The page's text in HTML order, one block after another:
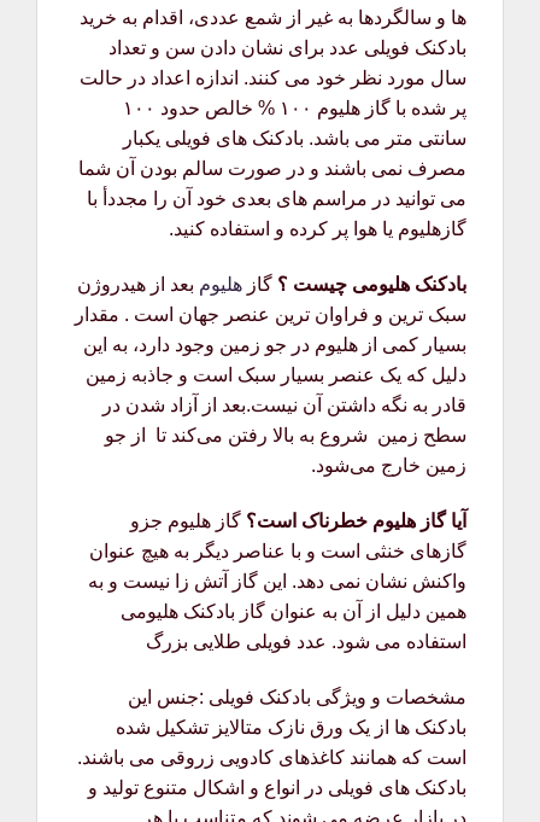
ها و سالگردها به غیر از شمع عددی، اقدام به خرید
بادکنک فویلی عدد برای نشان دادن سن و تعداد
سال مورد نظر خود می کنند. اندازه اعداد در حالت
پر شده با گاز هلیوم ۱۰۰ % خالص حدود ۱۰۰
سانتی متر می باشد. بادکنک های فویلی یکبار
مصرف نمی باشند و در صورت سالم بودن آن شما
می توانید در مراسم های بعدی خود آن را مجددأ با
گازهلیوم یا هوا پر کرده و استفاده کنید.
بادکنک هلیومی چیست ؟ گاز هلیوم بعد از هیدروژن
سبک‌ ترین و فراوان‌ ترین عنصر جهان است . مقدار
بسیار کمی از هلیوم در جو زمین وجود دارد، به این
دلیل که یک عنصر بسیار سبک است و جاذبه زمین
قادر به نگه داشتن آن نیست.بعد از آزاد شدن در
سطح زمین شروع به بالا رفتن می‌کند تا از جو
زمین خارج می‌شود.
آیا گاز هلیوم خطرناک است؟ گاز هلیوم جزو
گازهای خنثی است و با عناصر دیگر به هیچ عنوان
واکنش نشان نمی دهد. این گاز آتش زا نیست و به
همین دلیل از آن به عنوان گاز بادکنک هلیومی
استفاده می شود. عدد فویلی طلایی بزرگ
مشخصات و ویژگی بادکنک فویلی :جنس این
بادکنک ها از یک ورق نازک متالایز تشکیل شده
است که همانند کاغذهای کادویی زروقی می باشند.
بادکنک های فویلی در انواع و اشکال متنوع تولید و
در بازار عرضه می شوند که متناسب با هر